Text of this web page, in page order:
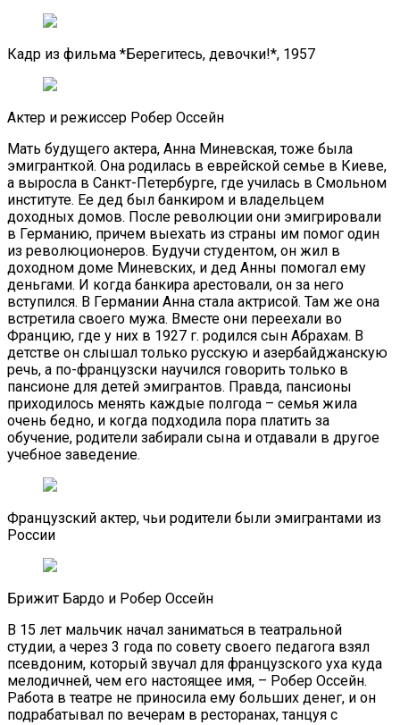
Кадр из фильма *Берегитесь, девочки!*, 1957
Актер и режиссер Робер Оссейн
Мать будущего актера, Анна Миневская, тоже была
эмигранткой. Она родилась в еврейской семье в Киеве,
а выросла в Санкт-Петербурге, где училась в Смольном
институте. Ее дед был банкиром и владельцем
доходных домов. После революции они эмигрировали
в Германию, причем выехать из страны им помог один
из революционеров. Будучи студентом, он жил в
доходном доме Миневских, и дед Анны помогал ему
деньгами. И когда банкира арестовали, он за него
вступился. В Германии Анна стала актрисой. Там же она
встретила своего мужа. Вместе они переехали во
Францию, где у них в 1927 г. родился сын Абрахам. В
детстве он слышал только русскую и азербайджанскую
речь, а по-французски научился говорить только в
пансионе для детей эмигрантов. Правда, пансионы
приходилось менять каждые полгода – семья жила
очень бедно, и когда подходила пора платить за
обучение, родители забирали сына и отдавали в другое
учебное заведение.
Французский актер, чьи родители были эмигрантами из
России
Брижит Бардо и Робер Оссейн
В 15 лет мальчик начал заниматься в театральной
студии, а через 3 года по совету своего педагога взял
псевдоним, который звучал для французского уха куда
мелодичней, чем его настоящее имя, – Робер Оссейн.
Работа в театре не приносила ему больших денег, и он
подрабатывал по вечерам в ресторанах, танцуя с